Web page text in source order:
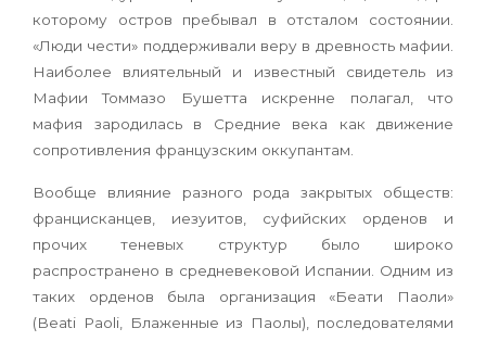
которому остров пребывал в отсталом состоянии.
«Люди чести» поддерживали веру в древность мафии.
Наиболее влиятельный и известный свидетель из
Мафии Томмазо Бушетта искренне полагал, что
мафия зародилась в Средние века как движение
сопротивления французским оккупантам.
Вообще влияние разного рода закрытых обществ:
францисканцев, иезуитов, суфийских орденов и
прочих теневых структур было широко
распространено в средневековой Испании. Одним из
таких орденов была организация «Беати Паоли»
(Beati Paoli, Блаженные из Паолы), последователями